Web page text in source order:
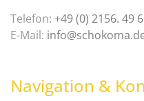
Telefon: +49 (0) 2156. 49
E-Mail:
Navigation &